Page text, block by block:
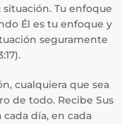
Tu enfoque
Él es tu enfoque y
seguramente
cualquiera que sea
de todo. Recibe Sus
día, en cada